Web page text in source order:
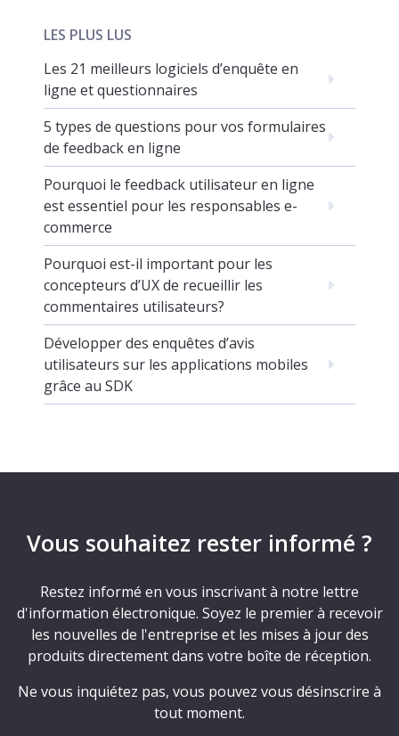
LES PLUS LUS
Les 21 meilleurs logiciels d’enquête en
ligne et questionnaires
5 types de questions pour vos formulaires
de feedback en ligne
Pourquoi le feedback utilisateur en ligne
est essentiel pour les responsables e-
commerce
Pourquoi est-il important pour les
concepteurs d’UX de recueillir les
commentaires utilisateurs?
Développer des enquêtes d’avis
utilisateurs sur les applications mobiles
grâce au SDK
Vous souhaitez rester informé ?
Restez informé en vous inscrivant à notre lettre
d'information électronique. Soyez le premier à recevoir
les nouvelles de l'entreprise et les mises à jour des
produits directement dans votre boîte de réception.
Ne vous inquiétez pas, vous pouvez vous désinscrire à
tout moment.